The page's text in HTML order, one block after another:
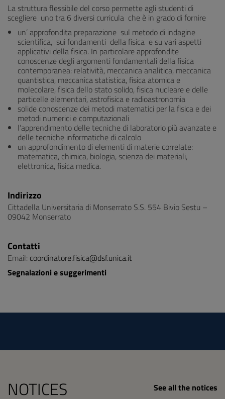
La struttura flessibile del corso permette agli studenti di
scegliere uno tra 6 diversi curricula che è in grado di fornire
un’ approfondita preparazione sul metodo di indagine
scientifica, sui fondamenti della fisica e su vari aspetti
applicativi della fisica. In particolare approfondite
conoscenze degli argomenti fondamentali della fisica
contemporanea: relatività, meccanica analitica, meccanica
quantistica, meccanica statistica, fisica atomica e
molecolare, fisica dello stato solido, fisica nucleare e delle
particelle elementari, astrofisica e radioastronomia
solide conoscenze dei metodi matematici per la fisica e dei
metodi numerici e computazionali
l’apprendimento delle tecniche di laboratorio più avanzate e
delle tecniche informatiche di calcolo
un approfondimento di elementi di materie correlate:
matematica, chimica, biologia, scienza dei materiali,
elettronica, fisica medica.
Indirizzo
Cittadella Universitaria di Monserrato S.S. 554 Bivio Sestu –
09042 Monserrato
Contatti
Email: coordinatore.fisica@dsf.unica.it
Segnalazioni e suggerimenti
NOTICES See all the notices